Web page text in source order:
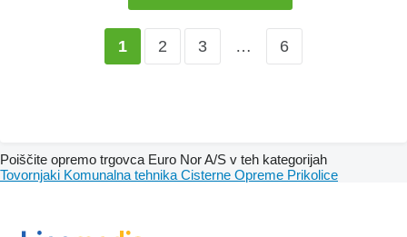
1 2 3 … 6
Poiščite opremo trgovca Euro Nor A/S v teh kategorijah
Tovornjaki Komunalna tehnika Cisterne Opreme Prikolice